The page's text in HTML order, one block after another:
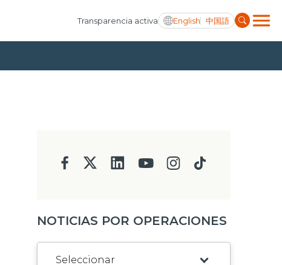
Transparencia activa English 中国語
NOTICIAS POR OPERACIONES